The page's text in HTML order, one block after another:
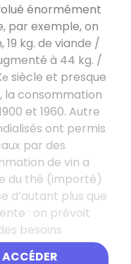
énormément
par exemple, on
19 kg. de viande /
à 44 kg. /
e siècle et presque
la consommation
et 1960. Autre
ont permis
par des
de vin a
du thé (importé)
d’autant plus que
: on prévoit
besoins
que certaines